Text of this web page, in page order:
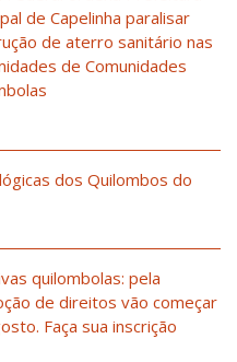
de Capelinha paralisar
de aterro sanitário nas
de Comunidades
dos Quilombos do
quilombolas: pela
de direitos vão começar
Faça sua inscrição